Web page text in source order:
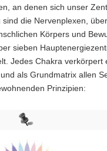
an denen sich unser
die Nervenplexen,
Körpers und
sieben
Jedes Chakra
als Grundmatrix allen
Prinzipien: